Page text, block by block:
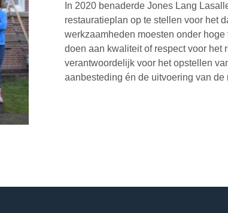
In 2020 benaderde Jones Lang
restauratieplan op te stellen voor het
werkzaamheden moesten onder
doen aan kwaliteit of respect voor het
verantwoordelijk voor het opstellen
aanbesteding én de uitvoering van de